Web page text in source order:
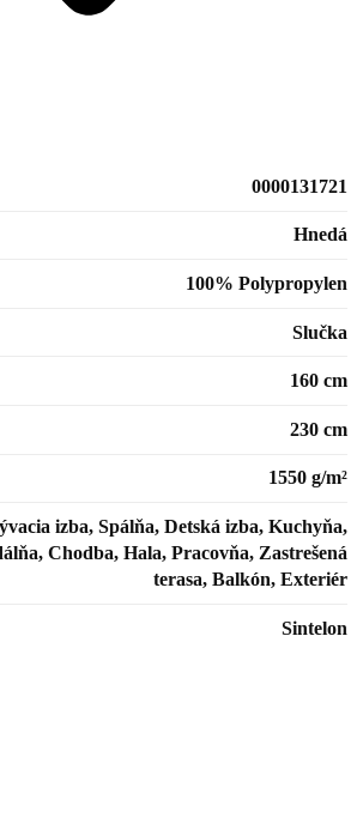
0000131721
Hnedá
100% Polypropylen
Slučka
160 cm
230 cm
1550 g/m²
izba, Spálňa, Detská izba, Kuchyňa,
Chodba, Hala, Pracovňa, Zastrešená
terasa, Balkón, Exteriér
Sintelon